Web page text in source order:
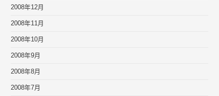
2008年12月
2008年11月
2008年10月
2008年9月
2008年8月
2008年7月